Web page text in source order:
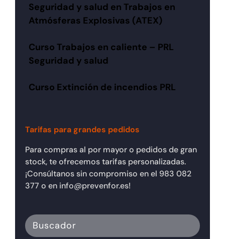
Seguridad y salud en Trabajos en
Atmósferas Explosivas (ATEX)
Curso Trabajos en caliente – PRL
Seguridad y salud
Curso Extinción de incendios PRL
Tarifas para grandes pedidos
Para compras al por mayor o pedidos de gran
stock, te ofrecemos tarifas personalizadas.
¡Consúltanos sin compromiso en el 983 082
377 o en info@prevenfor.es!
Buscador